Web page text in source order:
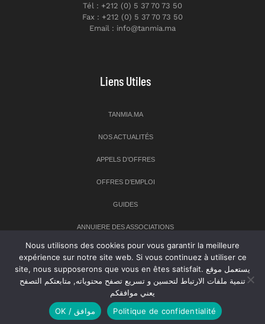
Tél : +212 (0) 5 37 70 73 50
Fax : +212 (0) 5 37 70 73 50
Email : info@tanmia.ma
Liens Utiles
TANMIA.MA
NOS ACTUALITÉS
APPELS D’OFFRES
OFFRES D’EMPLOI
GUIDES
ANNUIERE DES ASSOCIATIONS
Newsletter
Inscrivez-vous à notre newsletter pour recevoir les dernières
nouvelles sur TANMIA
Nous utilisons des cookies pour vous garantir la meilleure
expérience sur notre site web. Si vous continuez à utiliser ce
site, nous supposerons que vous en êtes satisfait. يستعمل موقع
تنمية ملفات الارتباط لتحسين و تسريع تصفح محتوياته, متابعتكم التصفح
يعني موافقكم
OK / موافق
Politique de confidentialité